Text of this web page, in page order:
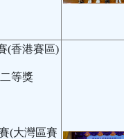
(香港賽區)
二等獎
(大灣區賽